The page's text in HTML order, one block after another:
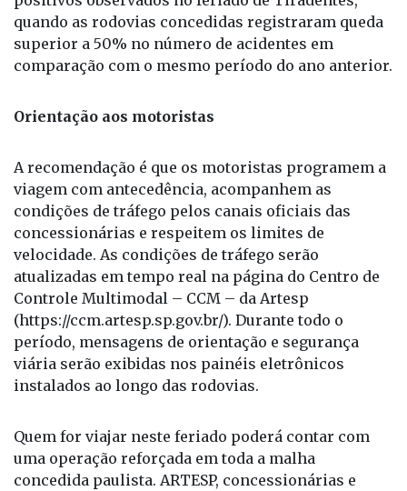
quando as rodovias concedidas registraram queda
superior a 50% no número de acidentes em
comparação com o mesmo período do ano anterior.
Orientação aos motoristas
A recomendação é que os motoristas programem a
viagem com antecedência, acompanhem as
condições de tráfego pelos canais oficiais das
concessionárias e respeitem os limites de
velocidade. As condições de tráfego serão
atualizadas em tempo real na página do Centro de
Controle Multimodal – CCM – da Artesp
(https://ccm.artesp.sp.gov.br/). Durante todo o
período, mensagens de orientação e segurança
viária serão exibidas nos painéis eletrônicos
instalados ao longo das rodovias.
Quem for viajar neste feriado poderá contar com
uma operação reforçada em toda a malha
concedida paulista. ARTESP, concessionárias e